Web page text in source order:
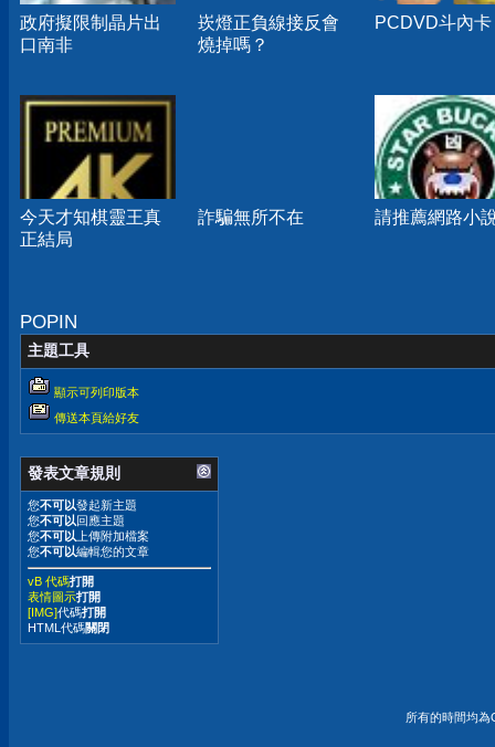
政府擬限制晶片出
口南非
崁燈正負線接反會
燒掉嗎？
PCDVD斗內卡
今天才知棋靈王真
正結局
詐騙無所不在 請推薦網路小
POPIN
主題工具
顯示可列印版本
傳送本頁給好友
發表文章規則
您不可以發起新主題
您不可以 回應主題
您不可以 上傳附加檔案
您不可以編輯您的文章
vB 代碼打開
表情圖示打開
[IMG]代碼打開
HTML代碼關閉
所有的時間均為